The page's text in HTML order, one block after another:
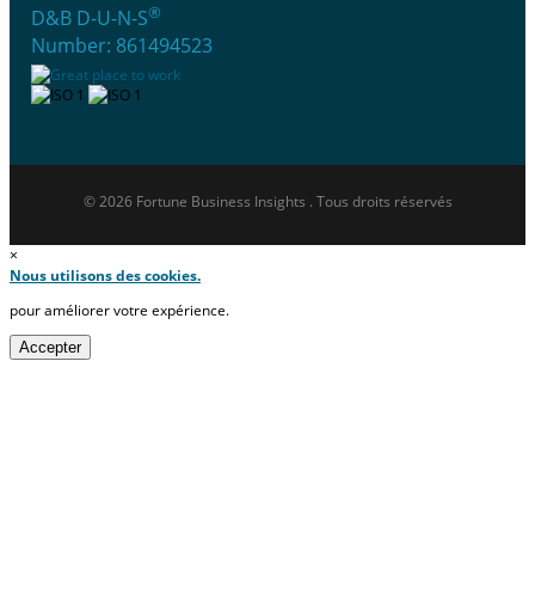
D&B D-U-N-S®
Number: 861494523
© 2026 Fortune Business Insights . Tous droits réservés
×
Nous utilisons des cookies.
pour améliorer votre expérience.
Accepter